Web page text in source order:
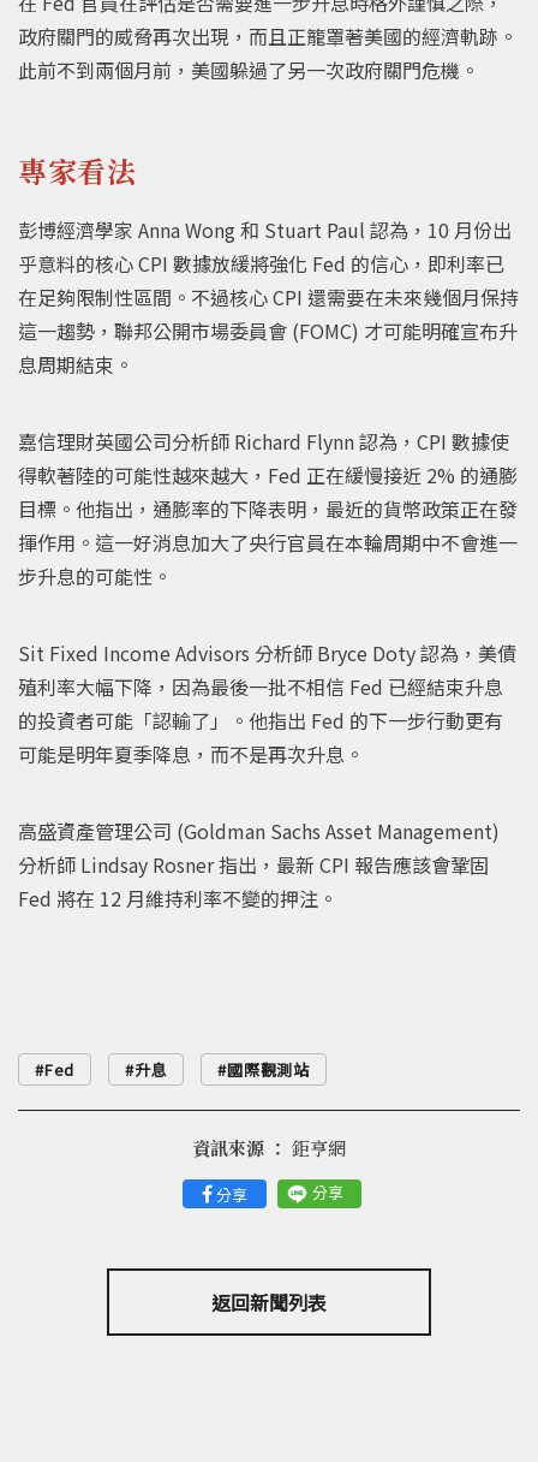
政府關門的威脅再次出現，而且正籠罩著美國的經濟軌跡。
此前不到兩個月前，美國躲過了另一次政府關門危機。
專家看法
彭博經濟學家 Anna Wong 和 Stuart Paul 認為，10 月份出
乎意料的核心 CPI 數據放緩將強化 Fed 的信心，即利率已
在足夠限制性區間。不過核心 CPI 還需要在未來幾個月保持
這一趨勢，聯邦公開市場委員會 (FOMC) 才可能明確宣布升
息周期結束。
嘉信理財英國公司分析師 Richard Flynn 認為，CPI 數據使
得軟著陸的可能性越來越大，Fed 正在緩慢接近 2% 的通膨
目標。他指出，通膨率的下降表明，最近的貨幣政策正在發
揮作用。這一好消息加大了央行官員在本輪周期中不會進一
步升息的可能性。
Sit Fixed Income Advisors 分析師 Bryce Doty 認為，美債
殖利率大幅下降，因為最後一批不相信 Fed 已經結束升息
的投資者可能「認輸了」。他指出 Fed 的下一步行動更有
可能是明年夏季降息，而不是再次升息。
高盛資產管理公司 (Goldman Sachs Asset Management)
分析師 Lindsay Rosner 指出，最新 CPI 報告應該會鞏固
Fed 將在 12 月維持利率不變的押注。
Fed 升息 國際觀測站
分享 分享
資訊來源 ： 鉅亨網
返回新聞列表